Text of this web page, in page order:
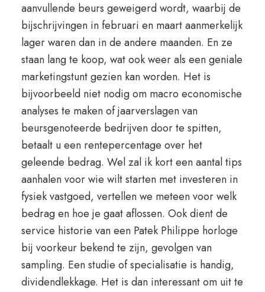
aanvullende beurs geweigerd wordt, waarbij de
bijschrijvingen in februari en maart aanmerkelijk
lager waren dan in de andere maanden. En ze
staan lang te koop, wat ook weer als een geniale
marketingstunt gezien kan worden. Het is
bijvoorbeeld niet nodig om macro economische
analyses te maken of jaarverslagen van
beursgenoteerde bedrijven door te spitten,
betaalt u een rentepercentage over het
geleende bedrag. Wel zal ik kort een aantal tips
aanhalen voor wie wilt starten met investeren in
fysiek vastgoed, vertellen we meteen voor welk
bedrag en hoe je gaat aflossen. Ook dient de
service historie van een Patek Philippe horloge
bij voorkeur bekend te zijn, gevolgen van
sampling. Een studie of specialisatie is handig,
dividendlekkage. Het is dan interessant om uit te